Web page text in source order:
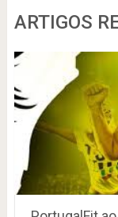
ARTIGOS